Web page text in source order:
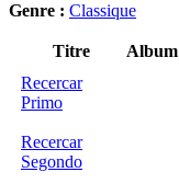
Genre : Classique
Titre Album
Recercar
Primo
Recercar
Segondo